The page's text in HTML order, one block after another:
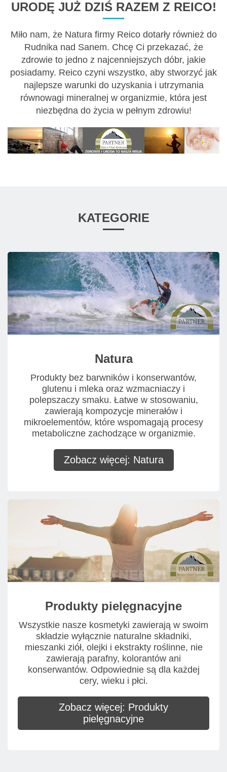
URODĘ JUŻ DZIŚ RAZEM Z REICO!
Miło nam, że Natura firmy Reico dotarły również do
Rudnika nad Sanem. Chcę Ci przekazać, że
zdrowie to jedno z najcenniejszych dóbr, jakie
posiadamy. Reico czyni wszystko, aby stworzyć jak
najlepsze warunki do uzyskania i utrzymania
równowagi mineralnej w organizmie, która jest
niezbędna do życia w pełnym zdrowiu!
KATEGORIE
Natura
Produkty bez barwników i konserwantów,
glutenu i mleka oraz wzmacniaczy i
polepszaczy smaku. Łatwe w stosowaniu,
zawierają kompozycje minerałów i
mikroelementów, które wspomagają procesy
metaboliczne zachodzące w organizmie.
Zobacz więcej: Natura
Produkty pielęgnacyjne
Wszystkie nasze kosmetyki zawierają w swoim
składzie wyłącznie naturalne składniki,
mieszanki ziół, olejki i ekstrakty roślinne, nie
zawierają parafny, kolorantów ani
konserwantów. Odpowiednie są dla każdej
cery, wieku i płci.
Zobacz więcej: Produkty
pielęgnacyjne